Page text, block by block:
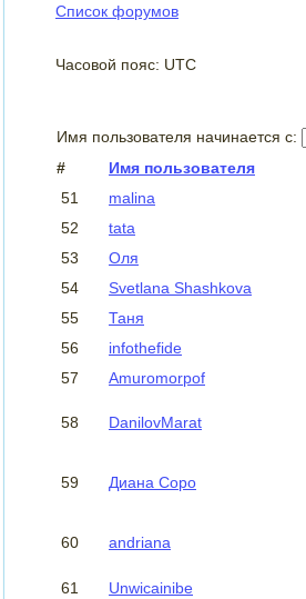
Список форумов
Часовой пояс: UTC
Имя пользователя начинается с:
#
Имя пользователя
51
malina
52
tata
53
Оля
54
Svetlana Shashkova
55
Таня
56
infothefide
57
Amuromorpof
58 DanilovMarat
59 Диана Соро
60 andriana
61 Unwicainibe